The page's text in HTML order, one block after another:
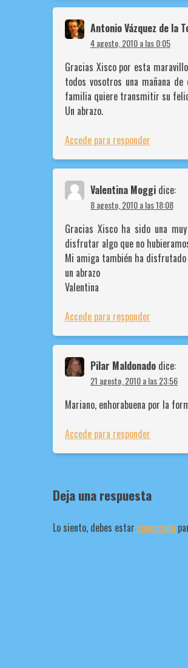
Antonio Vázquez de la
4 agosto, 2010 a las 0:05
Gracias Xisco por esta
todos vosotros una mañana
familia quiere transmitir su
Un abrazo.
Accede para responder
Valentina Moggi dice:
8 agosto, 2010 a las 18:08
Gracias Xisco ha sido una
disfrutar algo que no
Mi amiga también ha
un abrazo
Valentina
Accede para responder
Pilar Maldonado dice:
21 agosto, 2010 a las 23:56
Mariano, enhorabuena por la
Accede para responder
Deja una respuesta
Lo siento, debes estar conectado